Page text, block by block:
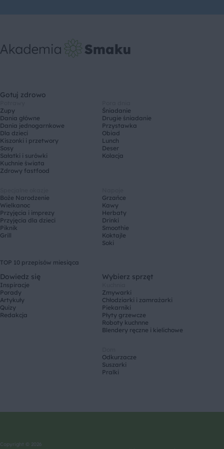
Gotuj zdrowo
Zupy
Dania główne
Dania jednogarnkowe
Dla dzieci
Kiszonki i przetwory
Sosy
Sałatki i surówki
Kuchnie świata
Zdrowy fastfood
Śniadanie
Drugie śniadanie
Przystawka
Obiad
Lunch
Deser
Kolacja
Boże Narodzenie
Wielkanoc
Przyjęcia i imprezy
Przyjęcia dla dzieci
Piknik
Grill
Grzańce
Kawy
Herbaty
Drinki
Smoothie
Koktajle
Soki
TOP 10 przepisów miesiąca
Dowiedz się
Inspiracje
Porady
Artykuły
Quizy
Redakcja
Wybierz sprzęt
Zmywarki
Chłodziarki i zamrażarki
Piekarniki
Płyty grzewcze
Roboty kuchnne
Blendery ręczne i kielichowe
Odkurzacze
Suszarki
Pralki
Copyright © 2026